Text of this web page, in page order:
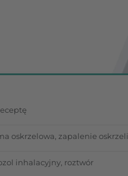
oskrzelowa, zapalenie oskrzeli
inhalacyjny, roztwór